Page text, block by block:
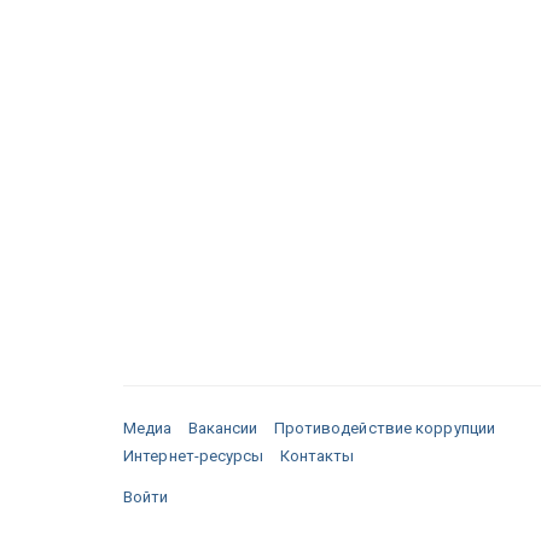
Медиа Вакансии
Противодействие коррупции
Интернет-ресурсы
Контакты
Войти